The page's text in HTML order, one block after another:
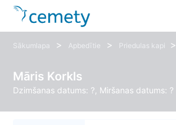
Sākumlapa > Apbedītie > Priedulas kapi >
Māris Korkls
Dzimšanas datums: ?, Miršanas datums: ?